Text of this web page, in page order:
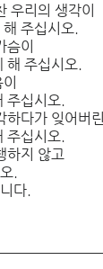
우리의 생각이
주십시오.
슴이
해 주십시오.
주십시오.
하다가 잊어버린
주십시오.
하지 않고
.
다.